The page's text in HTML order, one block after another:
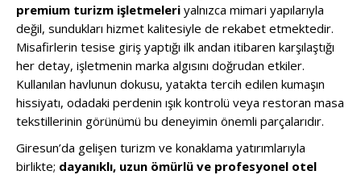
premium turizm işletmeleri yalnızca mimari yapılarıyla
değil, sundukları hizmet kalitesiyle de rekabet etmektedir.
Misafirlerin tesise giriş yaptığı ilk andan itibaren karşılaştığı
her detay, işletmenin marka algısını doğrudan etkiler.
Kullanılan havlunun dokusu, yatakta tercih edilen kumaşın
hissiyatı, odadaki perdenin ışık kontrolü veya restoran masa
tekstillerinin görünümü bu deneyimin önemli parçalarıdır.
Giresun’da gelişen turizm ve konaklama yatırımlarıyla
birlikte; dayanıklı, uzun ömürlü ve profesyonel otel